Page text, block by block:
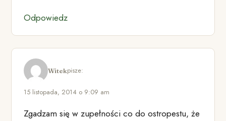
Odpowiedz
Witekpisze:
15 listopada, 2014 o 9:09 am
Zgadzam się w zupełności co do ostropestu, że